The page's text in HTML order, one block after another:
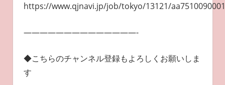
https://www.qjnavi.jp/job/tokyo/13121/
——————————————-
◆こちらのチャンネル登録もよろしくお願いしま
す